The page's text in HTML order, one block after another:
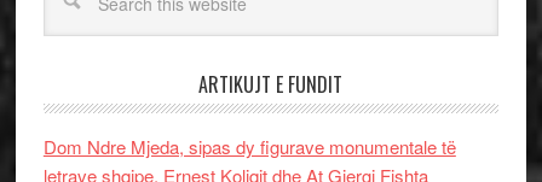
ARTIKUJT E FUNDIT
Dom Ndre Mjeda, sipas dy figurave monumentale të
letrave shqipe, Ernest Koliqit dhe At Gjergj Fishta